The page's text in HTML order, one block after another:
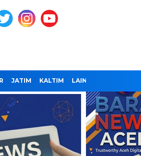
JATIM KALTIM LAINNYA